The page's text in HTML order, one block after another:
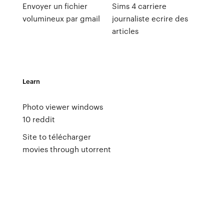
Envoyer un fichier
volumineux par gmail
Sims 4 carriere
journaliste ecrire des
articles
Learn
Photo viewer windows
10 reddit
Site to télécharger
movies through utorrent